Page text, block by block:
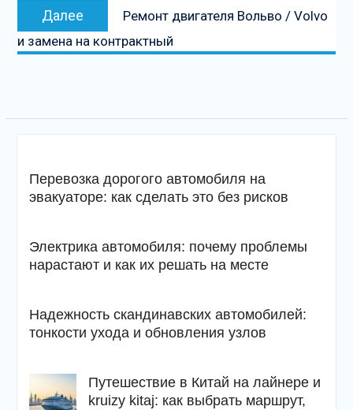
Далее
Следующая
запись
Ремонт двигателя Вольво / Volvo
и замена на контрактный
Перевозка дорогого автомобиля на
эвакуаторе: как сделать это без рисков
Электрика автомобиля: почему проблемы
нарастают и как их решать на месте
Надежность скандинавских автомобилей:
тонкости ухода и обновления узлов
Путешествие в Китай на лайнере и
kruizy kitaj: как выбрать маршрут,